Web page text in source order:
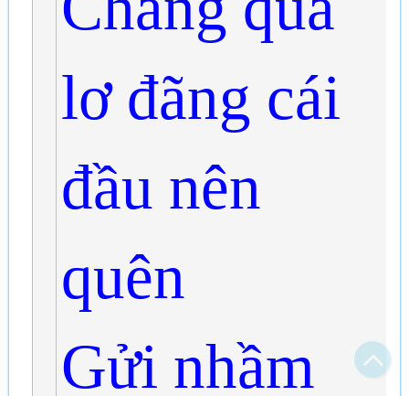
lơ đãng cái
đầu nên
quên
Gửi nhầm
Xem sau
Không hiện lại
Bạn bị lạc trong Thi Viện vì có nội dung quá đồ sộ?